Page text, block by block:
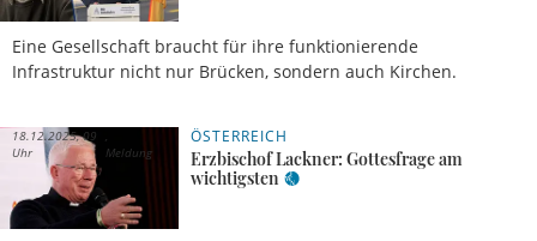
Eine Gesellschaft braucht für ihre funktionierende
Infrastruktur nicht nur Brücken, sondern auch Kirchen.
ÖSTERREICH
Erzbischof Lackner: Gottesfrage am
wichtigsten
18.12.2025, 09
Uhr
Meldung